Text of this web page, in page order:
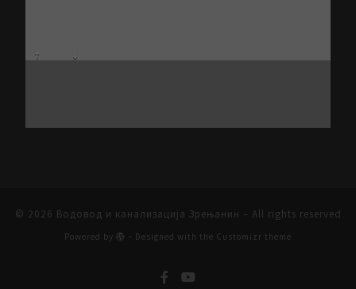
© 2026 Водовод и канализација Зрењанин – All rights reserved
Powered by – Designed with the Customizr theme